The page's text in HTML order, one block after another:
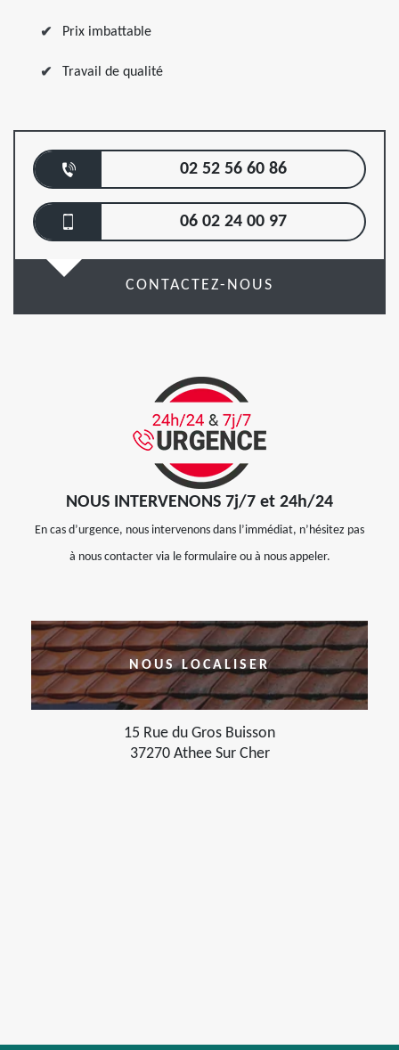
Prix imbattable
Travail de qualité
02 52 56 60 86
06 02 24 00 97
CONTACTEZ-NOUS
NOUS INTERVENONS 7j/7 et 24h/24
En cas d’urgence, nous intervenons dans l’immédiat, n’hésitez pas
à nous contacter via le formulaire ou à nous appeler.
NOUS LOCALISER
15 Rue du Gros Buisson
37270 Athee Sur Cher